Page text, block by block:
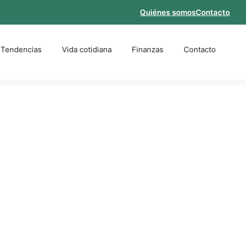
Quiénes somosContacto
Tendencias Vida cotidiana Finanzas Contacto